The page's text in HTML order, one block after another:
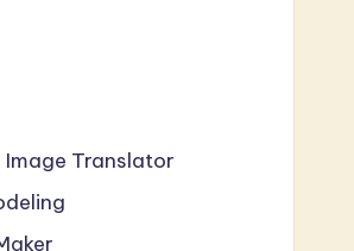
Image Translator